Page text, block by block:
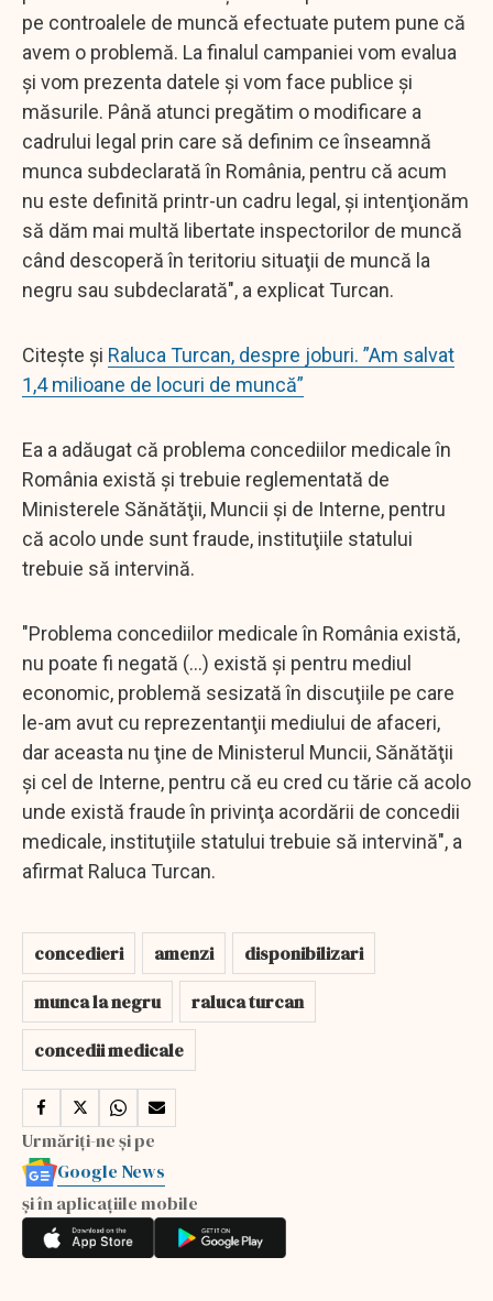
pe controalele de muncă efectuate putem pune că
avem o problemă. La finalul campaniei vom evalua
şi vom prezenta datele şi vom face publice şi
măsurile. Până atunci pregătim o modificare a
cadrului legal prin care să definim ce înseamnă
munca subdeclarată în România, pentru că acum
nu este definită printr-un cadru legal, şi intenţionăm
să dăm mai multă libertate inspectorilor de muncă
când descoperă în teritoriu situaţii de muncă la
negru sau subdeclarată", a explicat Turcan.
Citește și Raluca Turcan, despre joburi. ”Am salvat
1,4 milioane de locuri de muncă”
Ea a adăugat că problema concediilor medicale în
România există şi trebuie reglementată de
Ministerele Sănătăţii, Muncii şi de Interne, pentru
că acolo unde sunt fraude, instituţiile statului
trebuie să intervină.
"Problema concediilor medicale în România există,
nu poate fi negată (...) există şi pentru mediul
economic, problemă sesizată în discuţiile pe care
le-am avut cu reprezentanţii mediului de afaceri,
dar aceasta nu ţine de Ministerul Muncii, Sănătăţii
şi cel de Interne, pentru că eu cred cu tărie că acolo
unde există fraude în privinţa acordării de concedii
medicale, instituţiile statului trebuie să intervină", a
afirmat Raluca Turcan.
concedieri amenzi
disponibilizari
munca la negru
raluca turcan
concedii medicale
Urmăriți-ne și pe
Google News
și în aplicațiile mobile